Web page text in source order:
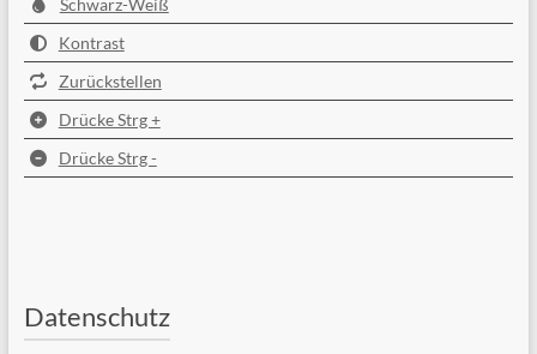
Schwarz-Weiß
Kontrast
Zurückstellen
Drücke Strg +
Drücke Strg -
Datenschutz